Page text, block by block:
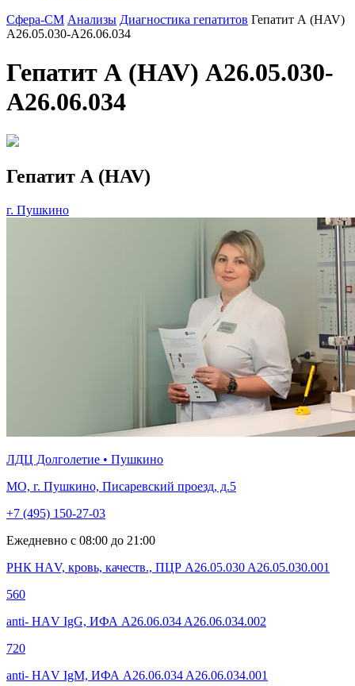
Сфера-СМ Анализы Диагностика гепатитов Гепатит А (HAV)
A26.05.030-A26.06.034
Гепатит А (HAV) A26.05.030-
A26.06.034
Гепатит А (HAV)
г. Пушкино
ЛДЦ Долголетие • Пушкино
МО, г. Пушкино, Писаревский проезд, д.5
+7 (495) 150-27-03
Ежедневно с 08:00 до 21:00
РНК НАV, кровь, качеств., ПЦР A26.05.030 A26.05.030.001
560
anti- НАV IgG, ИФА A26.06.034 A26.06.034.002
720
anti- НАV IgM, ИФА A26.06.034 A26.06.034.001